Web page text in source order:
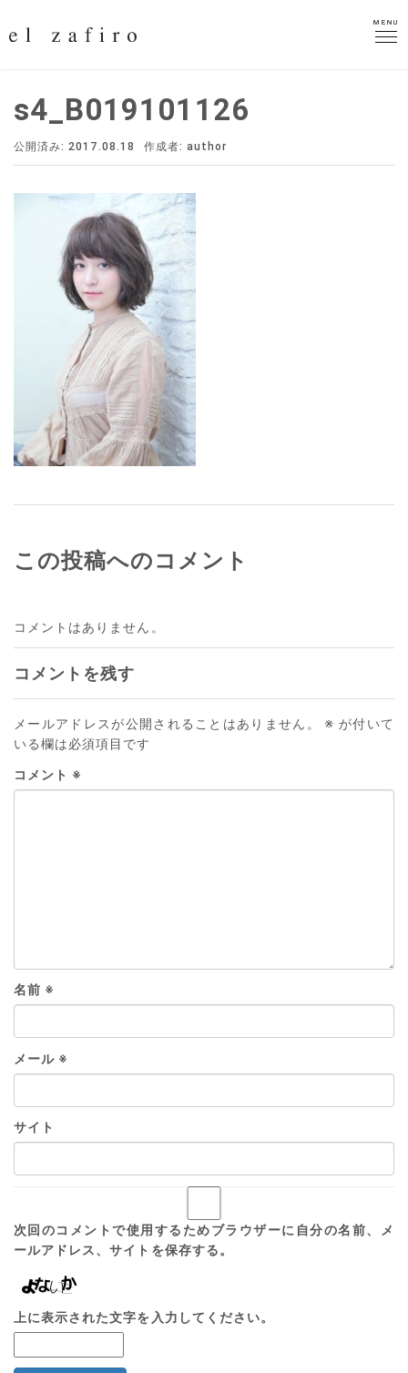
MENU
MENU
s4_B019101126
公開済み: 2017.08.18 作成者:author
この投稿へのコメント
コメントはありません。
コメントを残す
メールアドレスが公開されることはありません。 ※ が付いて
いる欄は必須項目です
コメント ※
名前 ※
メール ※
サイト
次回のコメントで使用するためブラウザーに自分の名前、メ
ールアドレス、サイトを保存する。
上に表示された文字を入力してください。